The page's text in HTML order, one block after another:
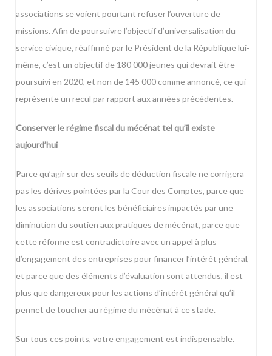
associations se voient pourtant refuser l’ouverture de
missions. Afin de poursuivre l’objectif d’universalisation du
service civique, réaffirmé par le Président de la République lui-
même, c’est un objectif de 180 000 jeunes qui devrait être
poursuivi en 2020, et non de 145 000 comme annoncé, ce qui
représente un recul par rapport aux années précédentes.
Conserver le régime fiscal du mécénat tel qu’il existe
aujourd’hui
Parce qu’agir sur des seuils de déduction fiscale ne corrigera
pas les dérives pointées par la Cour des Comptes, parce que
les associations seront les bénéficiaires impactés par une
diminution du soutien aux pratiques de mécénat, parce que
cette réforme est contradictoire avec un appel à plus
d’engagement des entreprises pour financer l’intérêt général,
et parce que des éléments d’évaluation sont attendus, il est
plus que dangereux pour les actions d’intérêt général qu’il
permet de toucher au régime du mécénat à ce stade.
Sur tous ces points, votre engagement est indispensable.